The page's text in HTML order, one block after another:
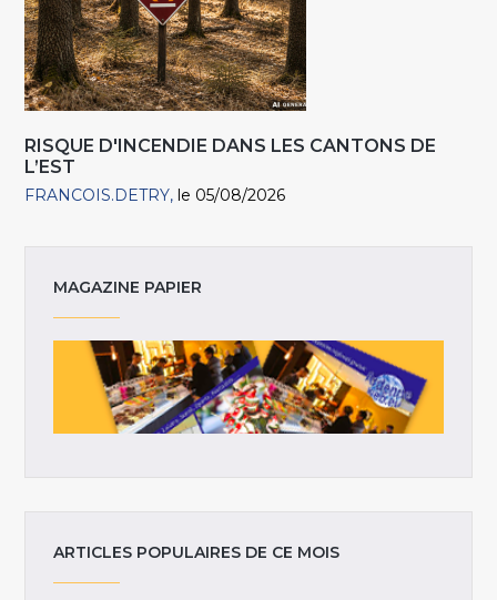
RISQUE D'INCENDIE DANS LES CANTONS DE
L’EST
FRANCOIS.DETRY le 05/08/2026
MAGAZINE PAPIER
ARTICLES POPULAIRES DE CE MOIS